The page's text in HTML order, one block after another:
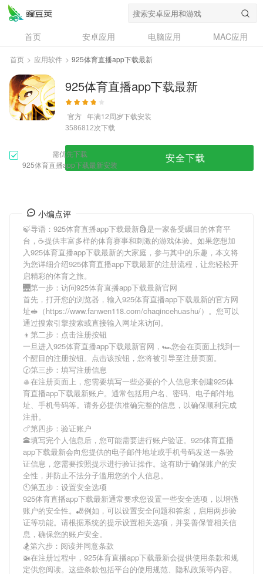
首页 安卓应用 电脑应用
MAC应用
资讯
专题 设计奖
问答
首页 > 应用软件 > 925体育直播app下载最新
925体育直播app下载最新
官方 年满12周岁下载安装
3586812次下载
需优先下载
925体育直播app下载最新安装
安全下载
小编点评
🍃导语： 925体育直播app下载最新🗿是一家备受瞩目的体育平
台，☕提供丰富多样的体育赛事和刺激的游戏体验。如果您想加
入925体育直播app下载最新的大家庭，参与其中的乐趣，本文将
为您详细介绍925体育直播app下载最新的注册流程，让您轻松开
启精彩的体育之旅。
🌉第一步：访问925体育直播app下载最新官网
首先，打开您的浏览器，输入925体育直播app下载最新的官方网
址🥪（https://www.fanwen118.com/chaqincehuashu/）。您可以
通过搜索引擎搜索或直接输入网址来访问。
👦第二步：点击注册按钮
一旦进入925体育直播app下载最新官网，🏎您会在页面上找到一
个醒目的注册按钮。点击该按钮，您将被引导至注册页面。
🕝第三步：填写注册信息
🥌在注册页面上，您需要填写一些必要的个人信息来创建925体
育直播app下载最新账户。通常包括用户名、密码、电子邮件地
址、手机号码等。请务必提供准确完整的信息，以确保顺利完成
注册。
🍗第四步：验证账户
🕋填写完个人信息后，您可能需要进行账户验证。 925体育直播
app下载最新会向您提供的电子邮件地址或手机号码发送一条验
证信息，您需要按照提示进行验证操作。这有助于确保账户的安
全性，并防止不法分子滥用您的个人信息。
🕙第五步：设置安全选项
925体育直播app下载最新通常要求您设置一些安全选项，以增强
账户的安全性。🎳例如，可以设置安全问题和答案，启用两步验
证等功能。请根据系统的提示设置相关选项，并妥善保管相关信
息，确保您的账户安全。
🏂第六步：阅读并同意条款
🚁在注册过程中， 925体育直播app下载最新会提供使用条款和规
定供您阅读。这些条款包括平台的使用规范、隐私政策等内容。